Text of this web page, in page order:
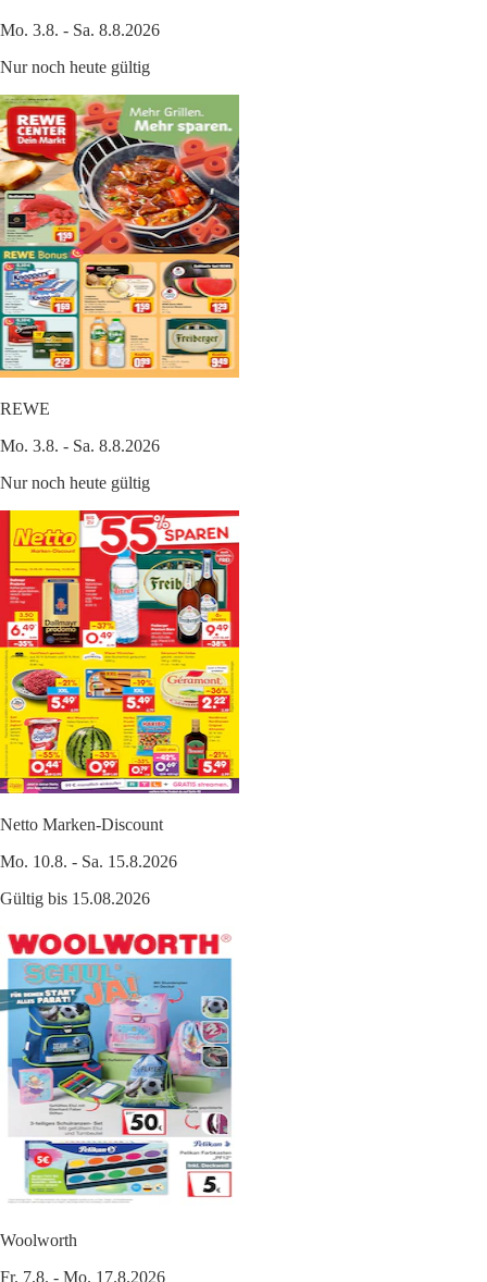
Mo. 3.8. - Sa. 8.8.2026
Nur noch heute gültig
REWE
Mo. 3.8. - Sa. 8.8.2026
Nur noch heute gültig
Netto Marken-Discount
Mo. 10.8. - Sa. 15.8.2026
Gültig bis 15.08.2026
Woolworth
Fr. 7.8. - Mo. 17.8.2026